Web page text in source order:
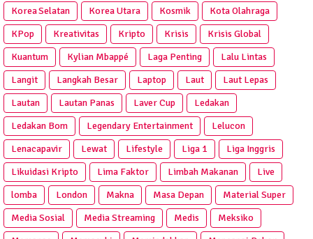
Korea Selatan
Korea Utara Kosmik
Kota Olahraga
KPop
Kreativitas Kripto Krisis
Krisis Global
Kuantum
Kylian Mbappé Laga Penting
Lalu Lintas
Langit
Langkah Besar Laptop Laut
Laut Lepas
Lautan
Lautan Panas Laver Cup
Ledakan
Ledakan Bom
Legendary Entertainment
Lelucon
Lenacapavir
Lewat Lifestyle Liga 1
Liga Inggris
Likuidasi Kripto
Lima Faktor Limbah Makanan
Live
lomba
London Makna Masa Depan
Material Super
Media Sosial
Media Streaming Medis
Meksiko